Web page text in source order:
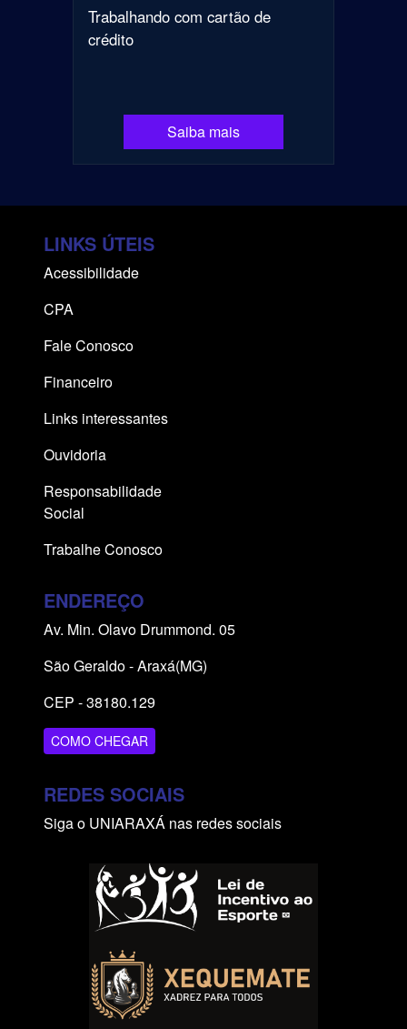
Trabalhando com cartão de
crédito
Saiba mais
LINKS ÚTEIS
Acessibilidade
CPA
Fale Conosco
Financeiro
Links interessantes
Ouvidoria
Responsabilidade
Social
Trabalhe Conosco
ENDEREÇO
Av. Min. Olavo Drummond. 05
São Geraldo - Araxá(MG)
CEP - 38180.129
COMO CHEGAR
REDES SOCIAIS
Siga o UNIARAXÁ nas redes sociais